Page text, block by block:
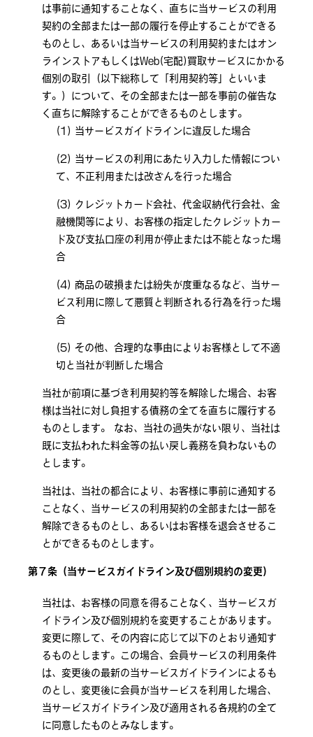
は事前に通知することなく、直ちに当サービスの利用
契約の全部または一部の履行を停止することができる
ものとし、あるいは当サービスの利用契約またはオン
ラインストアもしくはWeb(宅配)買取サービスにかかる
個別の取引（以下総称して「利用契約等」といいま
す。）について、その全部または一部を事前の催告な
く直ちに解除することができるものとします。
当サービスガイドラインに違反した場合
当サービスの利用にあたり入力した情報につい
て、不正利用または改ざんを行った場合
クレジットカード会社、代金収納代行会社、金
融機関等により、お客様の指定したクレジットカー
ド及び支払口座の利用が停止または不能となった場
合
商品の破損または紛失が度重なるなど、当サー
ビス利用に際して悪質と判断される行為を行った場
合
その他、合理的な事由によりお客様として不適
切と当社が判断した場合
当社が前項に基づき利用契約等を解除した場合、お客
様は当社に対し負担する債務の全てを直ちに履行する
ものとします。 なお、当社の過失がない限り、当社は
既に支払われた料金等の払い戻し義務を負わないもの
とします。
当社は、当社の都合により、お客様に事前に通知する
ことなく、当サービスの利用契約の全部または一部を
解除できるものとし、あるいはお客様を退会させるこ
とができるものとします。
第７条（当サービスガイドライン及び個別規約の変更）
当社は、お客様の同意を得ることなく、当サービスガ
イドライン及び個別規約を変更することがあります。
変更に際して、その内容に応じて以下のとおり通知す
るものとします。この場合、会員サービスの利用条件
は、変更後の最新の当サービスガイドラインによるも
のとし、変更後に会員が当サービスを利用した場合、
当サービスガイドライン及び適用される各規約の全て
に同意したものとみなします。